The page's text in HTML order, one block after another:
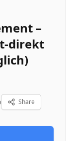
–
direkt
Share